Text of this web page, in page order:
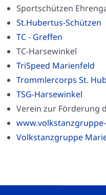
Sportschützen
St.Hubertus-Schützen
TC - Greffen
TC-Harsewinkel
TriSpeed Marienfeld
Trommlercorps St.
TSG-Harsewinkel
Verein zur Förderung
Volkstanzgruppe